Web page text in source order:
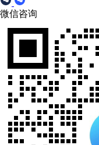
微信咨询